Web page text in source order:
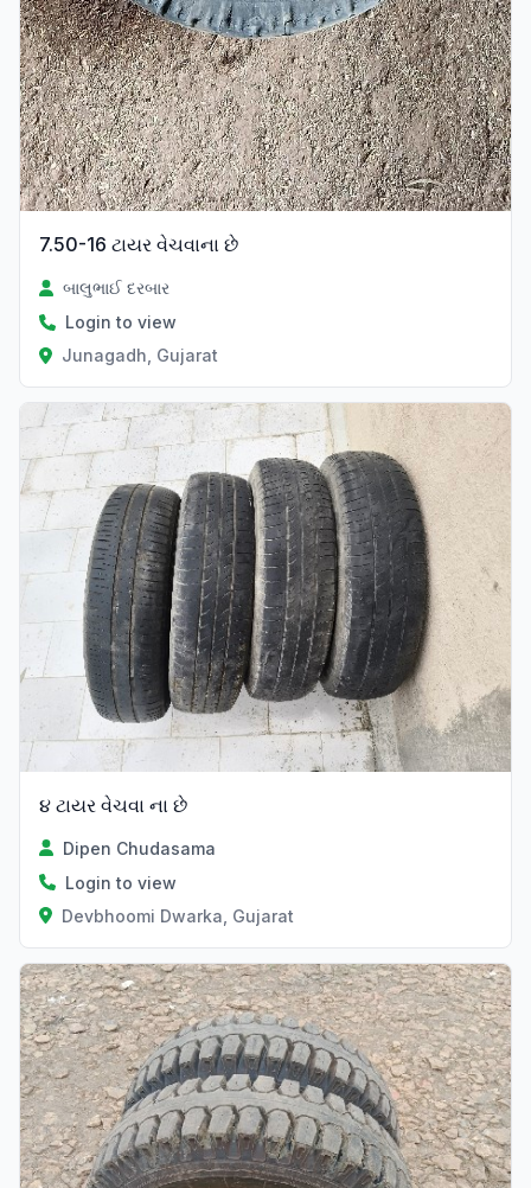
7.50-16 ટાયર વેચવાના છે
બાલુભાઈ દરબાર
Login to view
Junagadh, Gujarat
૪ ટાયર વેચવા ના છે
Dipen Chudasama
Login to view
Devbhoomi Dwarka, Gujarat